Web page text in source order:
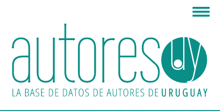
principal